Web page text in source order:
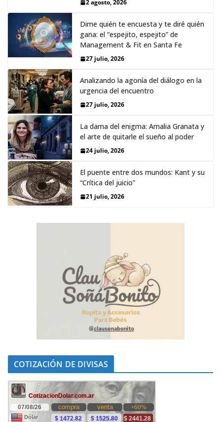
2 agosto, 2026
Dime quién te encuesta y te diré quién
gana: el “espejito, espejito” de
Management & Fit en Santa Fe
27 julio, 2026
Analizando la agonía del diálogo en la
urgencia del encuentro
27 julio, 2026
La dama del enigma: Amalia Granata y
el arte de quitarle el sueño al poder
24 julio, 2026
El puente entre dos mundos: Kant y su
“Crítica del juicio”
21 julio, 2026
COTIZACIÓN DE DIVISAS